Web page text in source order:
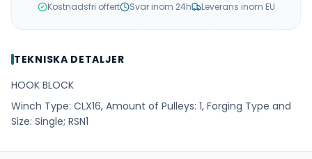
Kostnadsfri offert Svar inom 24h Leverans inom EU
TEKNISKA DETALJER
HOOK BLOCK
Winch Type: CLX16, Amount of Pulleys: 1, Forging Type and
Size: Single; RSN1